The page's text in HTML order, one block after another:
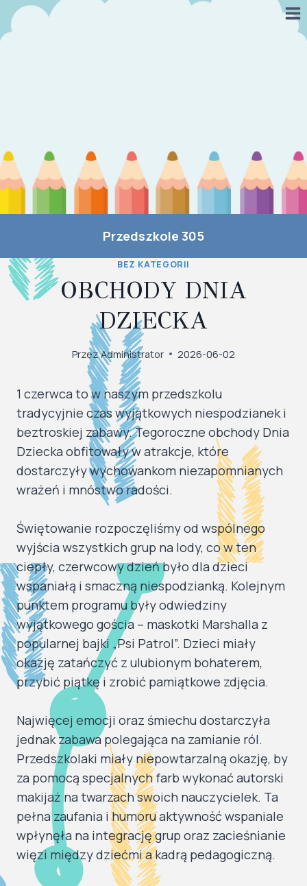
Przejdź
do
Przedszkole 305
BEZ KATEGORII
OBCHODY DNIA
DZIECKA
PrzezAdministrator 2026-06-02
1 czerwca to w naszym przedszkolu
tradycyjnie czas wyjątkowych niespodzianek i
beztroskiej zabawy. Tegoroczne obchody Dnia
Dziecka obfitowały w atrakcje, które
dostarczyły wychowankom niezapomnianych
wrażeń i mnóstwo radości.
​Świętowanie rozpoczęliśmy od wspólnego
wyjścia wszystkich grup na lody, co w ten
ciepły, czerwcowy dzień było dla dzieci
wspaniałą i smaczną niespodzianką. Kolejnym
punktem programu były odwiedziny
wyjątkowego gościa – maskotki Marshalla z
popularnej bajki „Psi Patrol”. Dzieci miały
okazję zatańczyć z ulubionym bohaterem,
przybić piątkę i zrobić pamiątkowe zdjęcia.
​Najwięcej emocji oraz śmiechu dostarczyła
jednak zabawa polegająca na zamianie ról.
Przedszkolaki miały niepowtarzalną okazję, by
za pomocą specjalnych farb wykonać autorski
makijaż na twarzach swoich nauczycielek. Ta
pełna zaufania i humoru aktywność wspaniale
wpłynęła na integrację grup oraz zacieśnianie
więzi między dziećmi a kadrą pedagogiczną.